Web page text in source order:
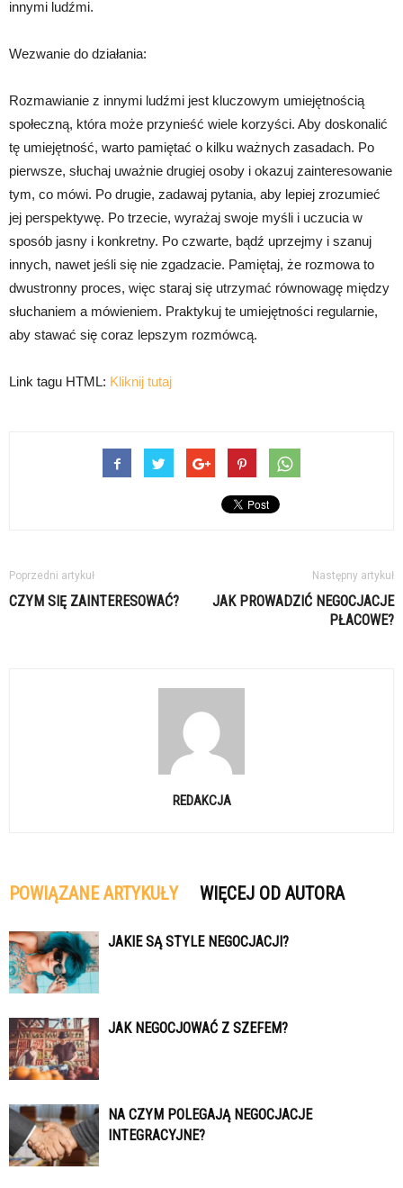
innymi ludźmi.
Wezwanie do działania:
Rozmawianie z innymi ludźmi jest kluczowym umiejętnością
społeczną, która może przynieść wiele korzyści. Aby doskonalić
tę umiejętność, warto pamiętać o kilku ważnych zasadach. Po
pierwsze, słuchaj uważnie drugiej osoby i okazuj zainteresowanie
tym, co mówi. Po drugie, zadawaj pytania, aby lepiej zrozumieć
jej perspektywę. Po trzecie, wyrażaj swoje myśli i uczucia w
sposób jasny i konkretny. Po czwarte, bądź uprzejmy i szanuj
innych, nawet jeśli się nie zgadzacie. Pamiętaj, że rozmowa to
dwustronny proces, więc staraj się utrzymać równowagę między
słuchaniem a mówieniem. Praktykuj te umiejętności regularnie,
aby stawać się coraz lepszym rozmówcą.
Link tagu HTML: Kliknij tutaj
Poprzedni artykuł
CZYM SIĘ ZAINTERESOWAĆ?
Następny artykuł
JAK PROWADZIĆ NEGOCJACJE
PŁACOWE?
REDAKCJA
POWIĄZANE ARTYKUŁY WIĘCEJ OD AUTORA
JAKIE SĄ STYLE NEGOCJACJI?
JAK NEGOCJOWAĆ Z SZEFEM?
NA CZYM POLEGAJĄ NEGOCJACJE
INTEGRACYJNE?